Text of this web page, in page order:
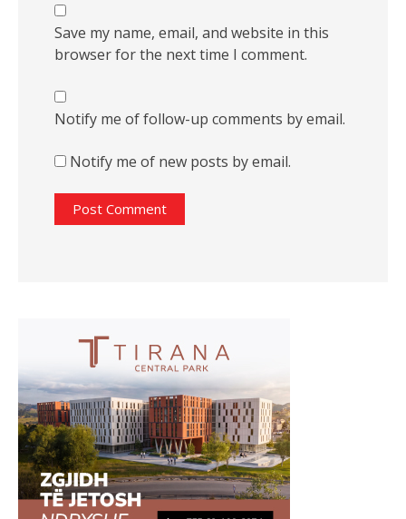
Save my name, email, and website in this
browser for the next time I comment.
Notify me of follow-up comments by email.
Notify me of new posts by email.